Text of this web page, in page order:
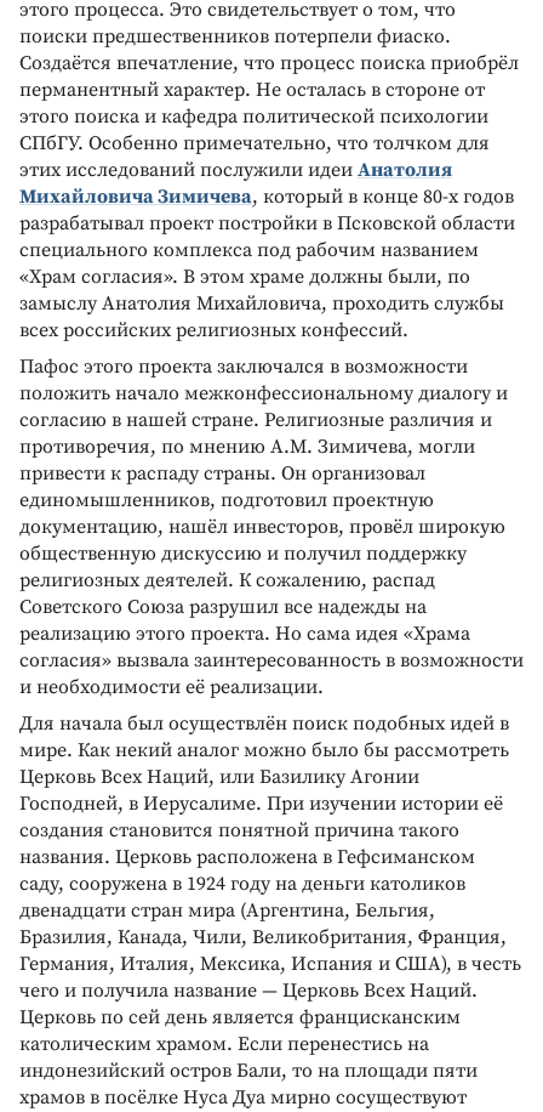
этого процесса. Это свидетельствует о том, что
поиски предшественников потерпели фиаско.
Создаётся впечатление, что процесс поиска приобрёл
перманентный характер. Не осталась в стороне от
этого поиска и кафедра политической психологии
СПбГУ. Особенно примечательно, что толчком для
этих исследований послужили идеи Анатолия
Михайловича Зимичева, который в конце 80‑х годов
разрабатывал проект постройки в Псковской области
специального комплекса под рабочим названием
«Храм согласия». В этом храме должны были, по
замыслу Анатолия Михайловича, проходить службы
всех российских религиозных конфессий.
Пафос этого проекта заключался в возможности
положить начало межконфессиональному диалогу и
согласию в нашей стране. Религиозные различия и
противоречия, по мнению А.М. Зимичева, могли
привести к распаду страны. Он организовал
единомышленников, подготовил проектную
документацию, нашёл инвесторов, провёл широкую
общественную дискуссию и получил поддержку
религиозных деятелей. К сожалению, распад
Советского Союза разрушил все надежды на
реализацию этого проекта. Но сама идея «Храма
согласия» вызвала заинтересованность в возможности
и необходимости её реализации.
Для начала был осуществлён поиск подобных идей в
мире. Как некий аналог можно было бы рассмотреть
Церковь Всех Наций, или Базилику Агонии
Господней, в Иерусалиме. При изучении истории её
создания становится понятной причина такого
названия. Церковь расположена в Гефсиманском
саду, сооружена в 1924 году на деньги католиков
двенадцати стран мира (Аргентина, Бельгия,
Бразилия, Канада, Чили, Великобритания, Франция,
Германия, Италия, Мексика, Испания и США), в честь
чего и получила название — Церковь Всех Наций.
Церковь по сей день является францисканским
католическим храмом. Если перенестись на
индонезийский остров Бали, то на площади пяти
храмов в посёлке Нуса Дуа мирно сосуществуют